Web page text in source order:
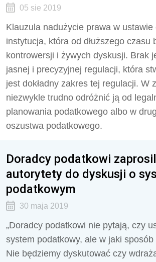
05 sie 2019
Klauzula nadużycie prawa w ustawie
instytucja, która od dłuższego czasu
kontrowersji i żywych dyskusji. Brak
jasnej i precyzyjnej regulacji, która
jest dokładny zakres tej regulacji. W
niezwykle trudno odróżnić ją od
planowania podatkowego albo w
oszustwa podatkowego.
Doradcy podatkowi
autorytety do dyskusji o
podatkowym
30 maja 2019
„Doradcy podatkowi nie pytają, czy
system podatkowy, ale w jaki
Nie będziemy dyskutować czy